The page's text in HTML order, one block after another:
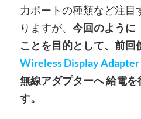
力ポートの種類など注目
りますが、 今回のように
ことを目的として、前回
Wireless Display Adapter
無線アダプターへ 給電
す。